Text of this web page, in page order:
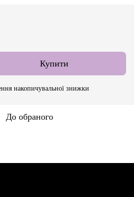
Купити
накопичувальної знижки
До обраного